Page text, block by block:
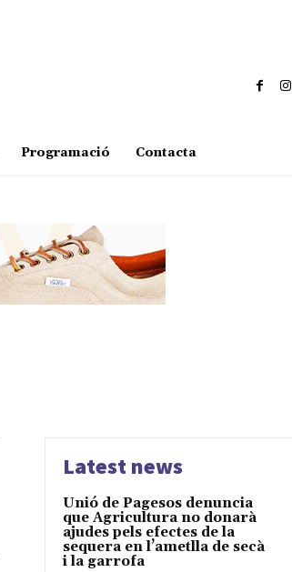
Programació Contacta
Latest news
Unió de Pagesos denuncia
que Agricultura no donarà
ajudes pels efectes de la
sequera en l’ametlla de secà
i la garrofa